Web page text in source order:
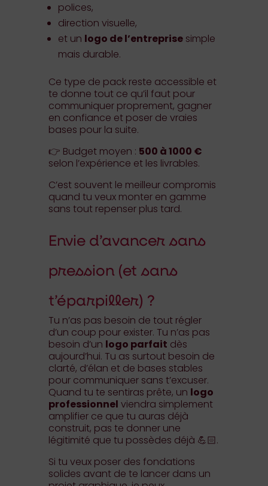
polices,
direction visuelle,
et un logo de l’entreprisesimple
mais durable.
Ce type de pack reste accessible et
te donne tout ce qu’il faut pour
communiquer proprement, gagner
en confiance et poser de vraies
bases pour la suite.
👉 Budget moyen : 500 à 1000 €
selon l’expérience et les livrables.
C’est souvent le meilleur compromis
quand tu veux monter en gamme
sans tout repenser plus tard.
Envie d’avancer sans
pression (et sans
t’éparpiller) ?
Tu n’as pas besoin de tout régler
d’un coup pour exister. Tu n’as pas
besoin d’un logo parfait dès
aujourd’hui. Tu as surtout besoin de
clarté, d’élan et de bases stables
pour communiquer sans t’excuser.
Quand tu te sentiras prête, un logo
professionnel viendra simplement
amplifier ce que tu auras déjà
construit, pas te donner une
légitimité que tu possèdes déjà 💪🏻.
Si tu veux poser des fondations
solides avant de te lancer dans un